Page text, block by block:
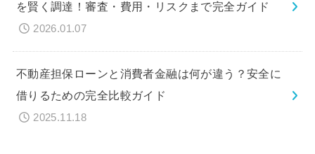
を賢く調達！審査・費用・リスクまで完全ガイド
2026.01.07
不動産担保ローンと消費者金融は何が違う？安全に
借りるための完全比較ガイド
2025.11.18